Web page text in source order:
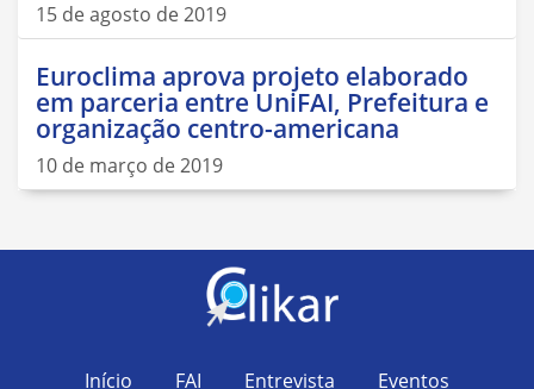
15 de agosto de 2019
Euroclima aprova projeto elaborado
em parceria entre UniFAI, Prefeitura e
organização centro-americana
10 de março de 2019
Início FAI Entrevista Eventos